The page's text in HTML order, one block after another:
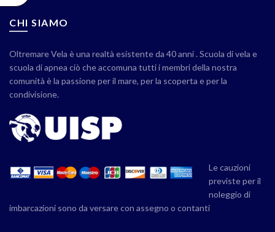
CHI SIAMO
Oltremare Vela è una realtà esistente da 40 anni . Scuola di vela e
scuola di apnea ciò che accomuna tutti i membri della nostra
comunità è la passione per il mare, per la scoperta e per la
condivisione.
Le cauzioni
previste per il
noleggio di
imbarcazioni sono da versare con assegno o contanti